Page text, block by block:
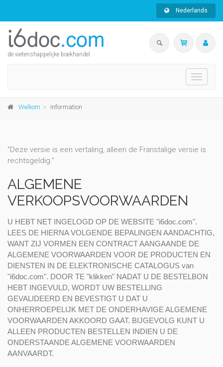
Nederlands
de wetenshappelijke boekhandel
Toggle
Welkom Information
"Deze versie is een vertaling, alleen de Franstalige versie is
rechtsgeldig."
ALGEMENE
VERKOOPSVOORWAARDEN
U HEBT NET INGELOGD OP DE WEBSITE "i6doc.com".
LEES DE HIERNA VOLGENDE BEPALINGEN AANDACHTIG,
WANT ZIJ VORMEN EEN CONTRACT AANGAANDE DE
ALGEMENE VOORWAARDEN VOOR DE PRODUCTEN EN
DIENSTEN IN DE ELEKTRONISCHE CATALOGUS van
"i6doc.com". DOOR TE "klikken" NADAT U DE BESTELBON
HEBT INGEVULD, WORDT UW BESTELLING
GEVALIDEERD EN BEVESTIGT U DAT U
ONHERROEPELIJK MET DE ONDERHAVIGE ALGEMENE
VOORWAARDEN AKKOORD GAAT. BIJGEVOLG KUNT U
ALLEEN PRODUCTEN BESTELLEN INDIEN U DE
ONDERSTAANDE ALGEMENE VOORWAARDEN
AANVAARDT.